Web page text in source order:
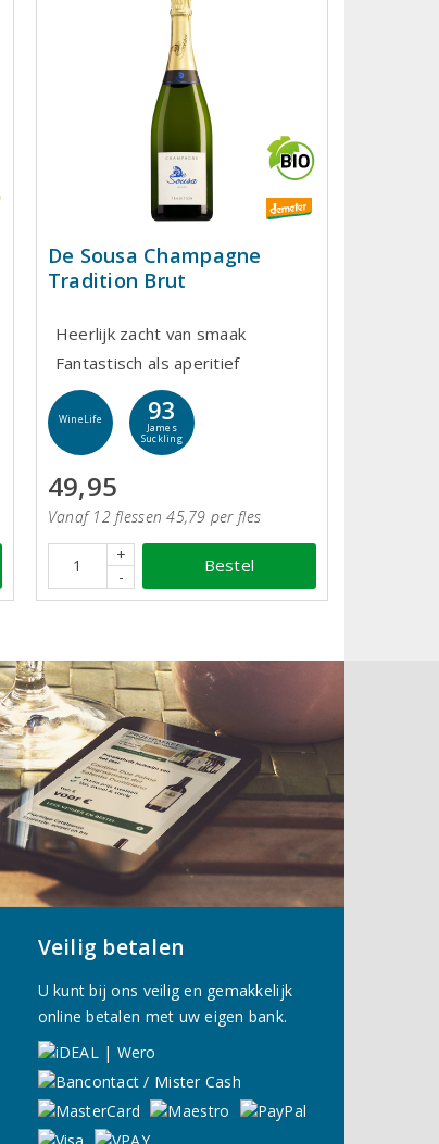
De Sousa Champagne
Tradition Brut
Heerlijk zacht van smaak
Fantastisch als aperitief
WineLife 93
James
Suckling
49,95
Vanaf 12 flessen 45,79 per fles
+
-
Bestel
Veilig betalen
U kunt bij ons veilig en gemakkelijk
online betalen met uw eigen bank.